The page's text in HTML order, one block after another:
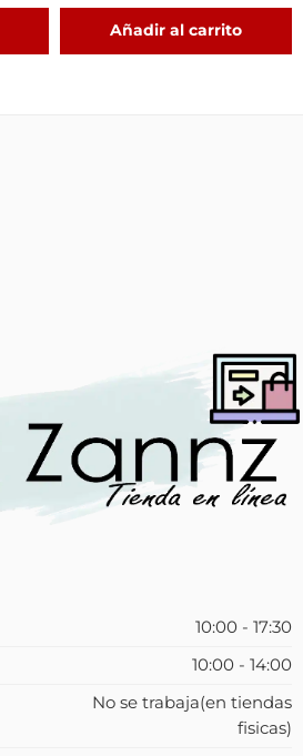
Añadir al carrito
10:00 - 17:30
10:00 - 14:00
No se trabaja(en tiendas
fisicas)